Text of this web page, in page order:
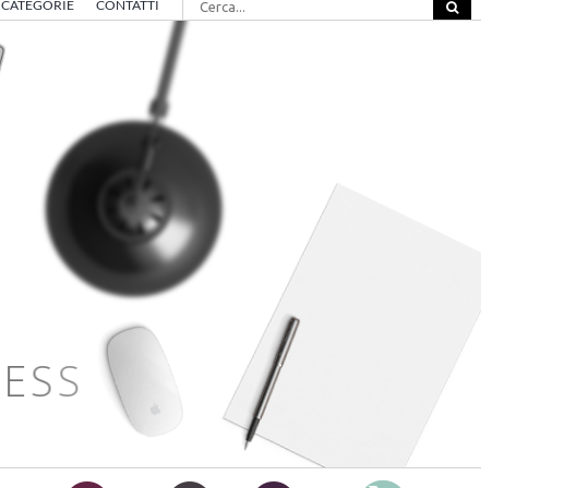
CATEGORIE CONTATTI
per:
SS